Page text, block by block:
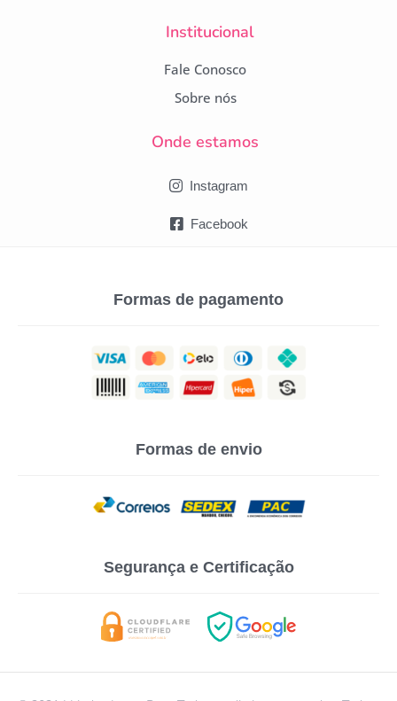
Institucional
Fale Conosco
Sobre nós
Onde estamos
Instagram
Facebook
Formas de pagamento
Formas de envio
Segurança e Certificação